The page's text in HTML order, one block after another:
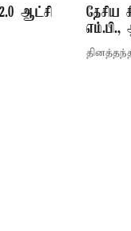
ஆட்சி
தேசிய
எம்.பி.,